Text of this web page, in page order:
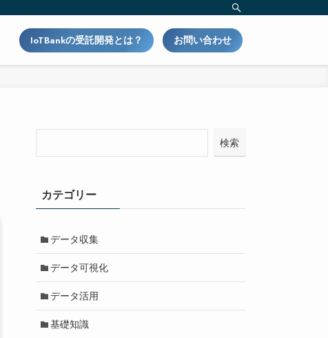
IoTBankの受託開発とは？ お問い合わせ
検索
カテゴリー
データ収集
データ可視化
データ活用
基礎知識